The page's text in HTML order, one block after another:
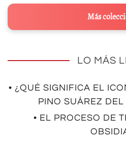
Más
LO MÁS
• ¿QUÉ SIGNIFICA EL
PINO SUÁREZ
• EL PROCESO DE